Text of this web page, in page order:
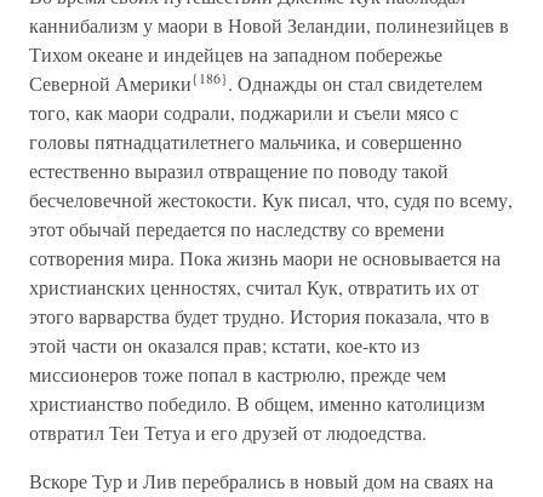
каннибализм у маори в Новой Зеландии, полинезийцев в
Тихом океане и индейцев на западном побережье
Северной Америки{186}. Однажды он стал свидетелем
того, как маори содрали, поджарили и съели мясо с
головы пятнадцатилетнего мальчика, и совершенно
естественно выразил отвращение по поводу такой
бесчеловечной жестокости. Кук писал, что, судя по всему,
этот обычай передается по наследству со времени
сотворения мира. Пока жизнь маори не основывается на
христианских ценностях, считал Кук, отвратить их от
этого варварства будет трудно. История показала, что в
этой части он оказался прав; кстати, кое-кто из
миссионеров тоже попал в кастрюлю, прежде чем
христианство победило. В общем, именно католицизм
отвратил Теи Тетуа и его друзей от людоедства.
Вскоре Тур и Лив перебрались в новый дом на сваях на